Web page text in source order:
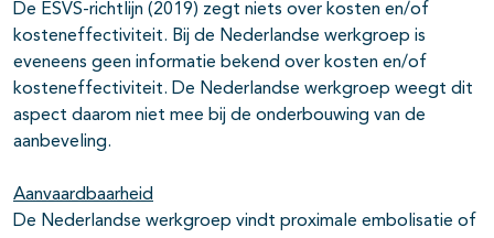
De ESVS-richtlijn (2019) zegt niets over kosten en/of
kosteneffectiviteit. Bij de Nederlandse werkgroep is
eveneens geen informatie bekend over kosten en/of
kosteneffectiviteit. De Nederlandse werkgroep weegt dit
aspect daarom niet mee bij de onderbouwing van de
aanbeveling.
Aanvaardbaarheid
De Nederlandse werkgroep vindt proximale embolisatie of